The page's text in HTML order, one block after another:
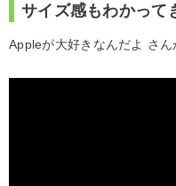
サイズ感もわかって
Appleが大好きなんだよ さん